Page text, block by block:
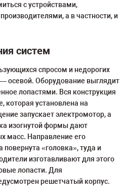
с устройствами,
а в частности, и
систем
спросом и недорогих
осевой. Оборудование выглядит
лопастями. Вся конструкция
которая установлена на
запускает электромотор, а
изогнутой формы дают
масс. Направление его
повернута «головка», туда и
изготавливают для этого
лопасти. Для
решетчатый корпус.